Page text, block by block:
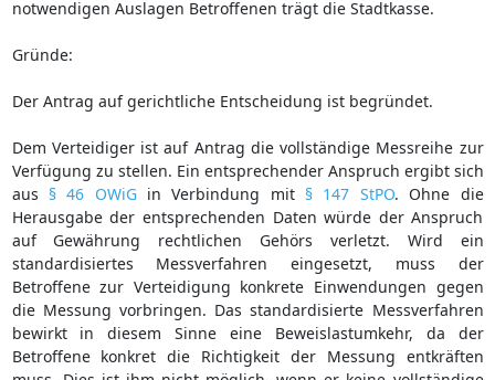
notwendigen Auslagen Betroffenen trägt die Stadtkasse.
Gründe:
Der Antrag auf gerichtliche Entscheidung ist begründet.
Dem Verteidiger ist auf Antrag die vollständige Messreihe zur
Verfügung zu stellen. Ein entsprechender Anspruch ergibt sich
aus § 46 OWiGin Verbindung mit § 147 StPO. Ohne die
Herausgabe der entsprechenden Daten würde der Anspruch
auf Gewährung rechtlichen Gehörs verletzt. Wird ein
standardisiertes Messverfahren eingesetzt, muss der
Betroffene zur Verteidigung konkrete Einwendungen gegen
die Messung vorbringen. Das standardisierte Messverfahren
bewirkt in diesem Sinne eine Beweislastumkehr, da der
Betroffene konkret die Richtigkeit der Messung entkräften